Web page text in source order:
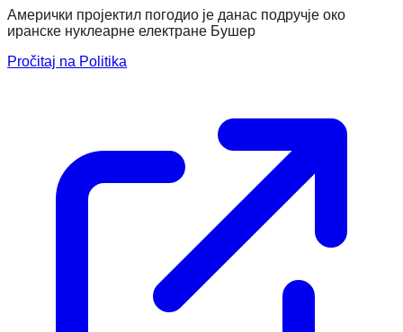
Амерички пројектил погодио је данас подручје око
иранске нуклеарне електране Бушер
Pročitaj na Politika